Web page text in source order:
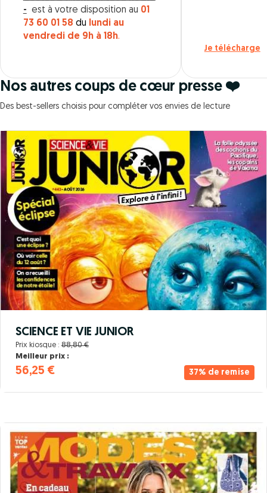
- est à votre disposition au 01
73 60 01 58 du
lundi au
vendredi de 9h à 18h.
Je télécharge
Nos autres coups de cœur presse ❤️
Des best-sellers choisis pour compléter vos envies de lecture
37% de remise
SCIENCE ET VIE JUNIOR
Prix kiosque : 88,80 €
Meilleur prix :
56,25 €